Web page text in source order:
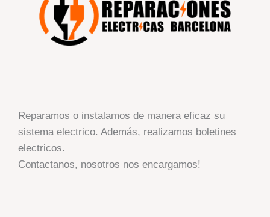
Reparamos o instalamos de manera eficaz su
sistema electrico. Además, realizamos boletines
electricos.
Contactanos, nosotros nos encargamos!